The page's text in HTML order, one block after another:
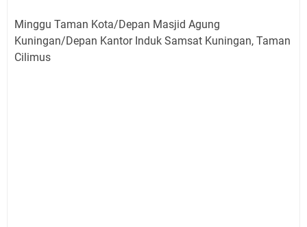
Minggu Taman Kota/Depan Masjid Agung
Kuningan/Depan Kantor Induk Samsat Kuningan, Taman
Cilimus